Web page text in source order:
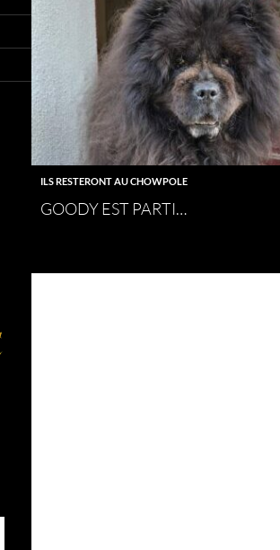
ILS RESTERONT AU CHOWPOLE
GOODY EST PARTI…